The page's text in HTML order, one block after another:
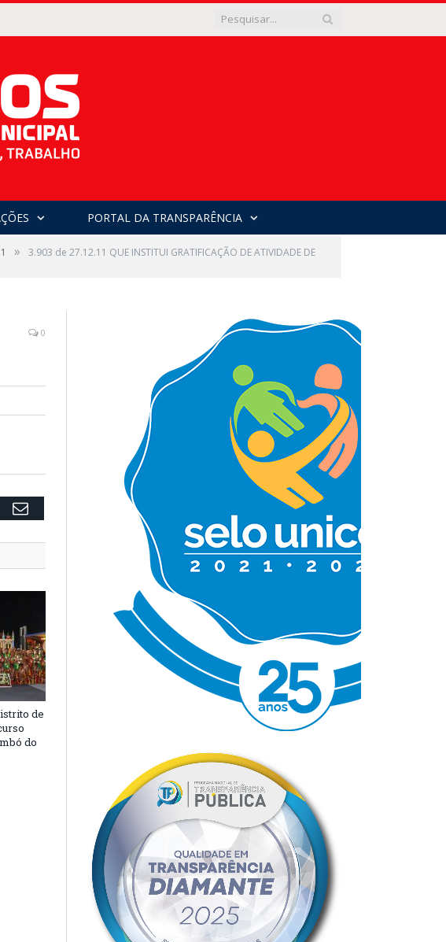
PORTAL DA TRANSPARÊNCIA
» 3.903 de 27.12.11 QUE INSTITUI GRATIFICAÇÃO DE ATIVIDADE DE
0
Email
de
do